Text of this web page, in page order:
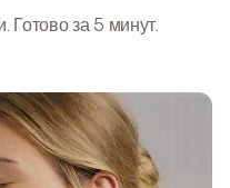
Готово за 5 минут.